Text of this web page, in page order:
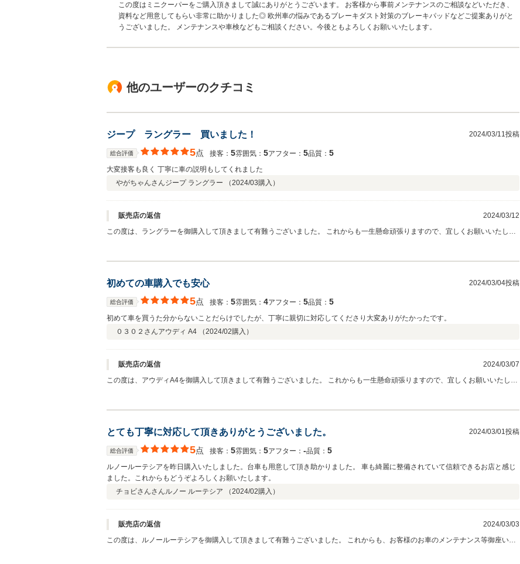
この度はミニクーパーをご購入頂きまして誠にありがとうございます。 お客様から事前メンテナンスのご相談などいただき、
資料など用意してもらい非常に助かりました◎ 欧州車の悩みであるブレーキダスト対策のブレーキパッドなどご提案ありがと
うございました。 メンテナンスや車検などもご相談ください。今後ともよろしくお願いいたします。
他のユーザーのクチコミ
ジープ ラングラー 買いました！ 2024/03/11投稿
総合評価 5点 接客： 5雰囲気： 5アフター： 5品質： 5
大変接客も良く 丁寧に車の説明もしてくれました
やがちゃんさんジープ ラングラー （2024/03購入）
販売店の返信
2024/03/12
この度は、ラングラーを御購入して頂きまして有難うございました。 これからも一生懸命頑張りますので、宜しくお願いいたしま
初めての車購入でも安心 2024/03/04投稿
総合評価 5点 接客： 5雰囲気： 4アフター： 5品質： 5
初めて車を買うた分からないことだらけでしたが、丁寧に親切に対応してくださり大変ありがたかったです。
０３０２さんアウディ A4 （2024/02購入）
販売店の返信
2024/03/07
この度は、アウディA4を御購入して頂きまして有難うございました。 これからも一生懸命頑張りますので、宜しくお願いいたしま
とても丁寧に対応して頂きありがとうございました。 2024/03/01投稿
総合評価 5点 接客： 5雰囲気： 5アフター： ‐品質： 5
ルノールーテシアを昨日購入いたしました。台車も用意して頂き助かりました。 車も綺麗に整備されていて信頼できるお店と感じ
ました。これからもどうぞよろしくお願いたします。
チョビさんさんルノー ルーテシア （2024/02購入）
販売店の返信
2024/03/03
この度は、ルノールーテシアを御購入して頂きまして有難うございました。 これからも、お客様のお車のメンテナンス等御座いま